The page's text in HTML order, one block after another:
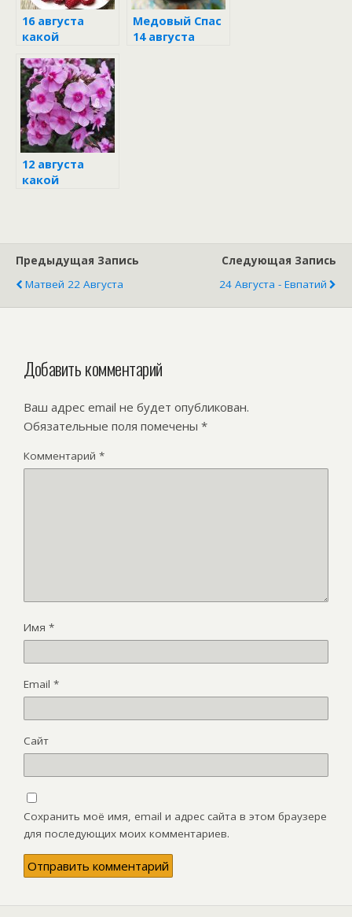
16 августа
какой
праздник
Медовый Спас
14 августа
12 августа
какой
Предыдущая Запись
Матвей 22 Августа
Следующая Запись
24 Августа - Евпатий
Добавить комментарий
Ваш адрес email не будет опубликован.
Обязательные поля помечены *
Комментарий *
Имя *
Email *
Сайт
Сохранить моё имя, email и адрес сайта в этом браузере
для последующих моих комментариев.